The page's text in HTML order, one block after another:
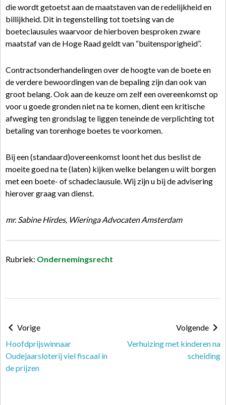
die wordt getoetst aan de maatstaven van de redelijkheid en
billijkheid. Dit in tegenstelling tot toetsing van de
boeteclausules waarvoor de hierboven besproken zware
maatstaf van de Hoge Raad geldt van “buitensporigheid”.
Contractsonderhandelingen over de hoogte van de boete en
de verdere bewoordingen van de bepaling zijn dan ook van
groot belang. Ook aan de keuze om zelf een overeenkomst op
voor u goede gronden niet na te komen, dient een kritische
afweging ten grondslag te liggen teneinde de verplichting tot
betaling van torenhoge boetes te voorkomen.
Bij een (standaard)overeenkomst loont het dus beslist de
moeite goed na te (laten) kijken welke belangen u wilt borgen
met een boete- of schadeclausule. Wij zijn u bij de advisering
hierover graag van dienst.
mr. Sabine Hirdes, Wieringa Advocaten Amsterdam
Rubriek: Ondernemingsrecht
Vorige
Hoofdprijswinnaar
Oudejaarsloterij viel fiscaal in
de prijzen
Volgende
Verhuizing met kinderen na
scheiding